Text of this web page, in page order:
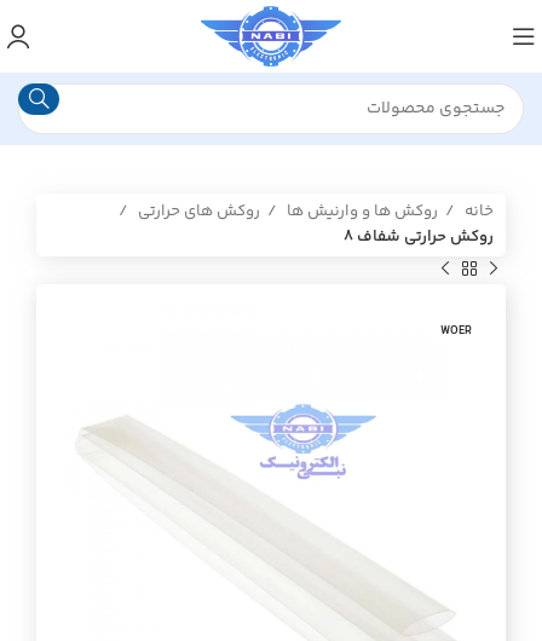
خانه روکش ها و وارنیش ها
روکش های حرارتی
روکش حرارتی شفاف ۸
WOER